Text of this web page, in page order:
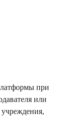
при
или
учреждения,